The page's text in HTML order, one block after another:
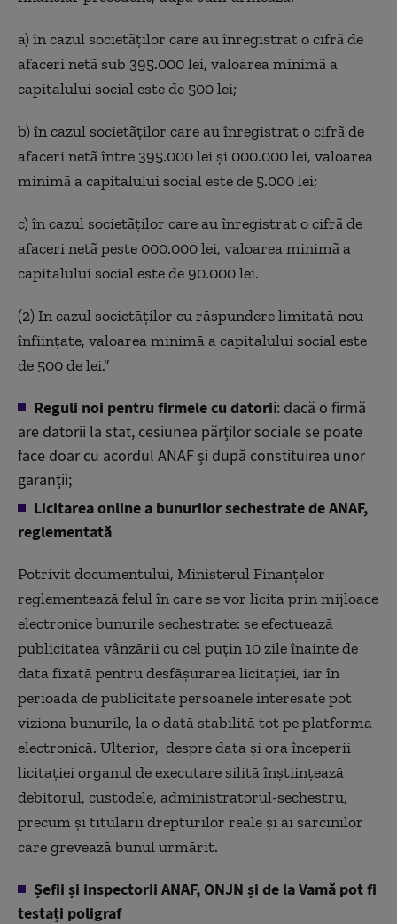
a) în cazul societãților care au înregistrat o cifrã de
afaceri netã sub 395.000 lei, valoarea minimã a
capitalului social este de 500 lei;
b) în cazul societãților care au înregistrat o cifrã de
afaceri netã între 395.000 lei și 000.000 lei, valoarea
minimã a capitalului social este de 5.000 lei;
c) în cazul societãților care au înregistrat o cifrã de
afaceri netã peste 000.000 lei, valoarea minimã a
capitalului social este de 90.000 lei.
(2) In cazul societăților cu răspundere limitată nou
înființate, valoarea minimă a capitalului social este
de 500 de lei.”
Reguli noi pentru firmele cu datorii: dacă o firmă
are datorii la stat, cesiunea părților sociale se poate
face doar cu acordul ANAF și după constituirea unor
garanții;
Licitarea online a bunurilor sechestrate de ANAF,
reglementată
Potrivit documentului, Ministerul Finanțelor
reglementează felul în care se vor licita prin mijloace
electronice bunurile sechestrate: se efectuează
publicitatea vânzării cu cel puţin 10 zile înainte de
data fixată pentru desfăşurarea licitaţiei, iar în
perioada de publicitate persoanele interesate pot
viziona bunurile, la o dată stabilită tot pe platforma
electronică. Ulterior, despre data și ora începerii
licitaţiei organul de executare silită înştiinţează
debitorul, custodele, administratorul-sechestru,
precum şi titularii drepturilor reale şi ai sarcinilor
care grevează bunul urmărit.
Șefii și inspectorii ANAF, ONJN și de la Vamă pot fi
testați poligraf